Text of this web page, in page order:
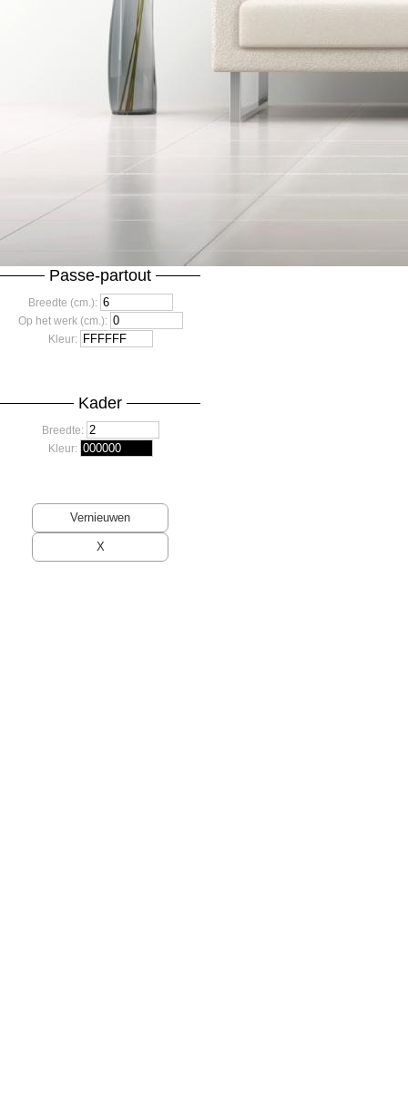
Passe-partout
Breedte (cm.):
Op het werk (cm.):
Kleur:
Kader
Breedte:
Kleur: